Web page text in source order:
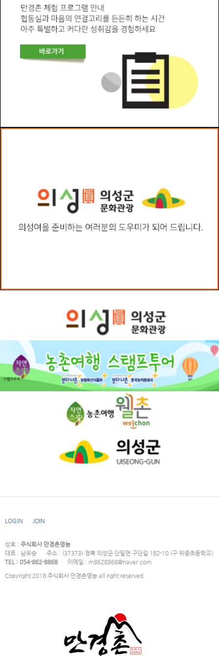
LOGIN JOIN
상호 : 주식회사 만경촌영농
대표 : 남유승
주소 : (37373) 경북 의성군 단밀면 구단길 182-10 (구 위중초등학교)
TEL : 054-862-8868
이메일 : m8628868@naver.com
Copyright 2018 주식회사 만경촌영농 all right reserved.